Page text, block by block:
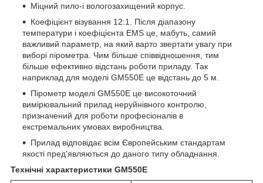
Міцний пило-і вологозахищений корпус.
Коефіцієнт візування 12:1. Після діапазону
температури і коефіцієнта EMS це, мабуть, самий
важливий параметр, на який варто звертати увагу при
виборі пірометра. Чим більше співвідношення, тим
більше ефективно відстань роботи приладу. Так
наприклад для моделі GM550E це відстань до 5 м.
Пірометр моделі GM550Е це високоточний
вимірювальний прилад неруйнівного контролю,
призначений для роботи професіоналів в
екстремальних умовах виробництва.
Прилад відповідає всім Європейським стандартам
якості пред'являються до даного типу обладнання.
Технічні характеристики GM550E